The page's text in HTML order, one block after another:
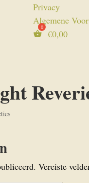
Privacy
Algemene
€0,00
Vereiste